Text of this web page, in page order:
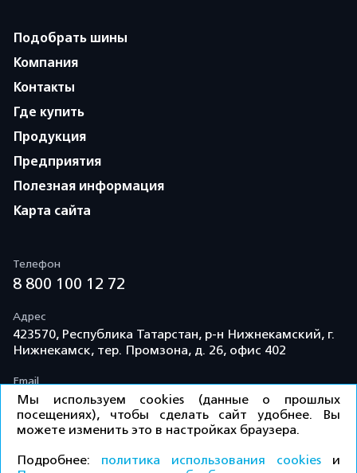
Подобрать шины
Компания
Контакты
Где купить
Продукция
Предприятия
Полезная информация
Карта сайта
Телефон
8 800 100 12 72
Адрес
423570, Республика Татарстан, р-н Нижнекамский, г.
Нижнекамск, тер. Промзона, д. 26, офис 402
Email
info@td-kama.com
©ООО «Торговый дом «Кама» 2026 / Все права
Мы используем cookies (данные о прошлых
посещениях), чтобы сделать сайт удобнее. Вы
можете изменить это в настройках браузера.
Подробнее: политика использования cookies и